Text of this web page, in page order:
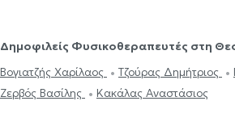
Δημοφιλείς Φυσικοθεραπευτές στη
Βογιατζής Χαρίλαος
Τζούρας Δημήτριος
Ζερβός Βασίλης
Κακάλας Αναστάσιος